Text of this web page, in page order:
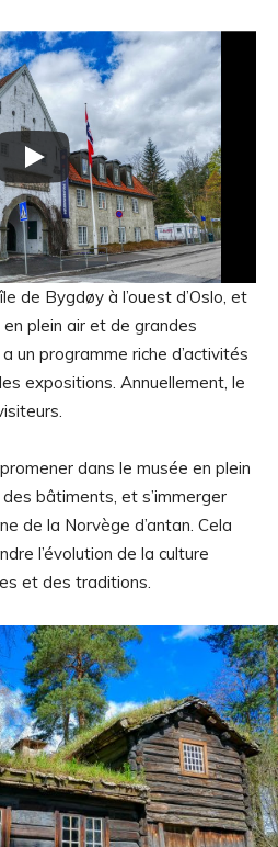
de Bygdøy à l’ouest d’Oslo, et
plein air et de grandes
un programme riche d’activités
expositions. Annuellement, le
dans le musée en plein
bâtiments, et s’immerger
de la Norvège d’antan. Cela
l’évolution de la culture
et des traditions.